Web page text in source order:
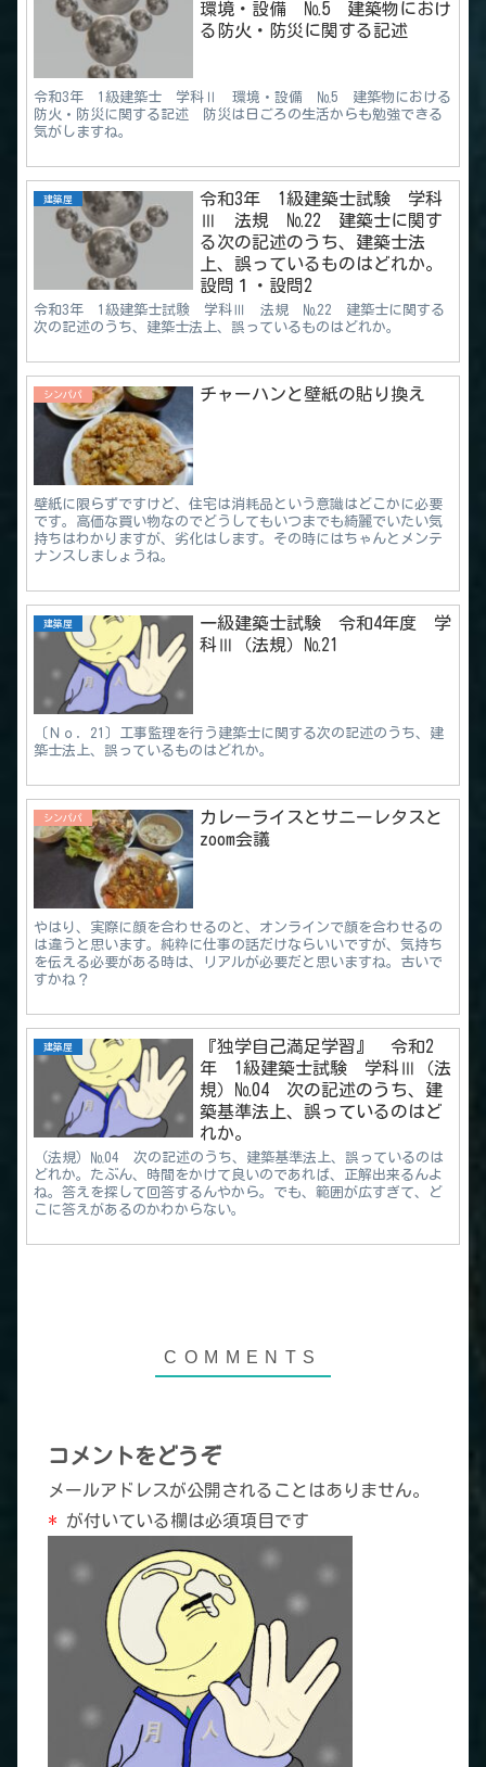
環境・設備 №5 建築物におけ
る防火・防災に関する記述
令和3年 1級建築士 学科Ⅱ 環境・設備 №5 建築物における
防火・防災に関する記述 防災は日ごろの生活からも勉強できる
気がしますね。
建築屋
令和3年 1級建築士試験 学科
Ⅲ 法規 №22 建築士に関す
る次の記述のうち、建築士法
上、誤っているものはどれか。
設問１・設問2
令和3年 1級建築士試験 学科Ⅲ 法規 №22 建築士に関する
次の記述のうち、建築士法上、誤っているものはどれか。
シンパパ チャーハンと壁紙の貼り換え
壁紙に限らずですけど、住宅は消耗品という意識はどこかに必要
です。高価な買い物なのでどうしてもいつまでも綺麗でいたい気
持ちはわかりますが、劣化はします。その時にはちゃんとメンテ
ナンスしましょうね。
建築屋
一級建築士試験 令和4年度 学
科Ⅲ（法規）№21
〔Ｎｏ．21〕工事監理を行う建築士に関する次の記述のうち、建
築士法上、誤っているものはどれか。
シンパパ
カレーライスとサニーレタスと
zoom会議
やはり、実際に顔を合わせるのと、オンラインで顔を合わせるの
は違うと思います。純粋に仕事の話だけならいいですが、気持ち
を伝える必要がある時は、リアルが必要だと思いますね。古いで
すかね？
建築屋
『独学自己満足学習』 令和2
年 1級建築士試験 学科Ⅲ（法
規）№04 次の記述のうち、建
築基準法上、誤っているのはど
れか。
（法規）№04 次の記述のうち、建築基準法上、誤っているのは
どれか。たぶん、時間をかけて良いのであれば、正解出来るんよ
ね。答えを探して回答するんやから。でも、範囲が広すぎて、ど
こに答えがあるのかわからない。
コメントをどうぞ
メールアドレスが公開されることはありません。
* が付いている欄は必須項目です